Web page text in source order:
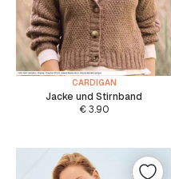
CARDIGAN
Jacke und Stirnband
€3.90